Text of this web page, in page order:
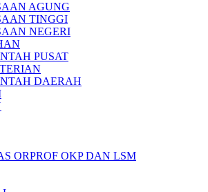
AGUNG
TINGGI
NEGERI
PUSAT
DAERAH
ORPROF OKP DAN LSM